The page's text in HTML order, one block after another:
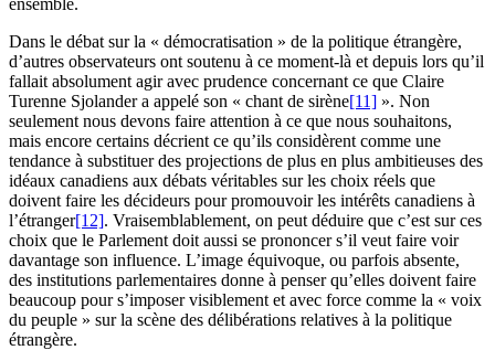
Dans le débat sur la « démocratisation » de la politique étrangère,
d’autres observateurs ont soutenu à ce moment-là et depuis lors qu’il
fallait absolument agir avec prudence concernant ce que Claire
Turenne Sjolander a appelé son « chant de sirène[11] ». Non
seulement nous devons faire attention à ce que nous souhaitons,
mais encore certains décrient ce qu’ils considèrent comme une
tendance à substituer des projections de plus en plus ambitieuses des
idéaux canadiens aux débats véritables sur les choix réels que
doivent faire les décideurs pour promouvoir les intérêts canadiens à
l’étranger[12]. Vraisemblablement, on peut déduire que c’est sur ces
choix que le Parlement doit aussi se prononcer s’il veut faire voir
davantage son influence. L’image équivoque, ou parfois absente,
des institutions parlementaires donne à penser qu’elles doivent faire
beaucoup pour s’imposer visiblement et avec force comme la « voix
du peuple » sur la scène des délibérations relatives à la politique
étrangère.